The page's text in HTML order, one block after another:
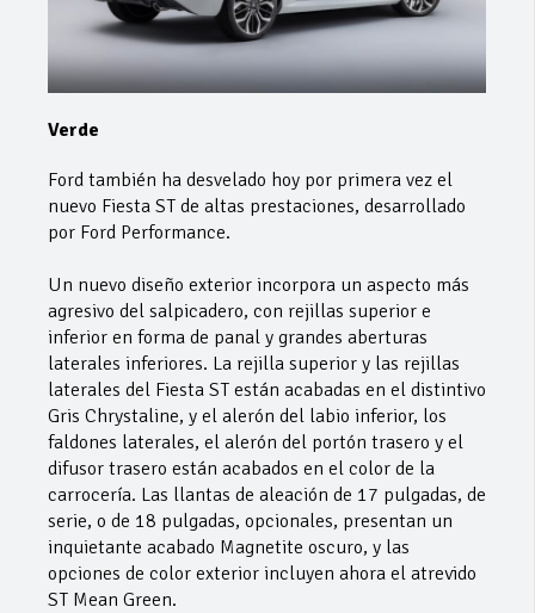
Verde
Ford también ha desvelado hoy por primera vez el
nuevo Fiesta ST de altas prestaciones, desarrollado
por Ford Performance.
Un nuevo diseño exterior incorpora un aspecto más
agresivo del salpicadero, con rejillas superior e
inferior en forma de panal y grandes aberturas
laterales inferiores. La rejilla superior y las rejillas
laterales del Fiesta ST están acabadas en el distintivo
Gris Chrystaline, y el alerón del labio inferior, los
faldones laterales, el alerón del portón trasero y el
difusor trasero están acabados en el color de la
carrocería. Las llantas de aleación de 17 pulgadas, de
serie, o de 18 pulgadas, opcionales, presentan un
inquietante acabado Magnetite oscuro, y las
opciones de color exterior incluyen ahora el atrevido
ST Mean Green.